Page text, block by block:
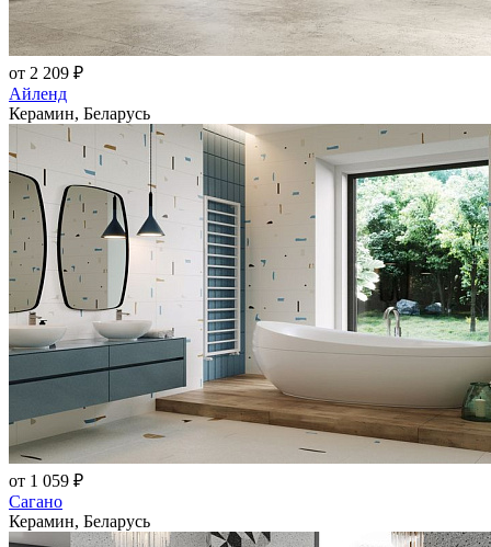
от 2 209 ₽
Айленд
Керамин, Беларусь
от 1 059 ₽
Сагано
Керамин, Беларусь